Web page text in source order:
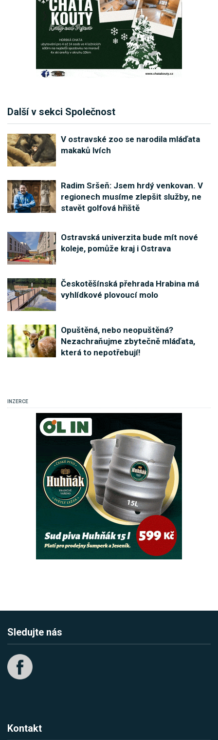
Další v sekci Společnost
V ostravské zoo se narodila mláďata
makaků lvích
Radim Sršeň: Jsem hrdý venkovan. V
regionech musíme zlepšit služby, ne
stavět golfová hřiště
Ostravská univerzita bude mít nové
koleje, pomůže kraj i Ostrava
Českotěšínská přehrada Hrabina má
vyhlídkové plovoucí molo
Opuštěná, nebo neopuštěná?
Nezachraňujme zbytečně mláďata,
která to nepotřebují!
INZERCE
Sledujte nás
Kontakt